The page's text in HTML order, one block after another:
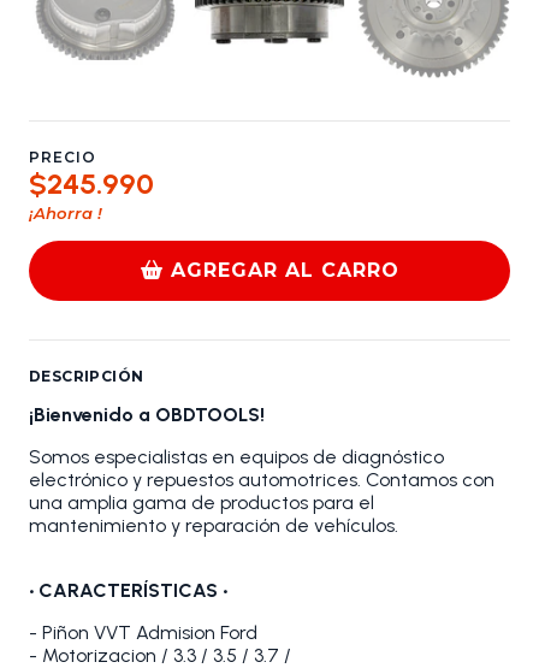
PRECIO
$245.990
¡Ahorra !
AGREGAR AL CARRO
DESCRIPCIÓN
¡Bienvenido a OBDTOOLS!
Somos especialistas en equipos de diagnóstico
electrónico y repuestos automotrices. Contamos con
una amplia gama de productos para el
mantenimiento y reparación de vehículos.
• CARACTERÍSTICAS •
- Piñon VVT Admision Ford
- Motorizacion / 3.3 / 3.5 / 3.7 /